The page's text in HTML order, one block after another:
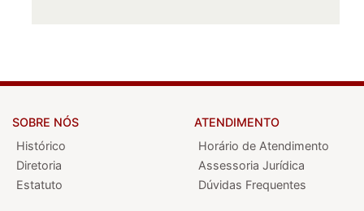
SOBRE NÓS
Histórico
Diretoria
Estatuto
ATENDIMENTO
Horário de Atendimento
Assessoria Jurídica
Dúvidas Frequentes